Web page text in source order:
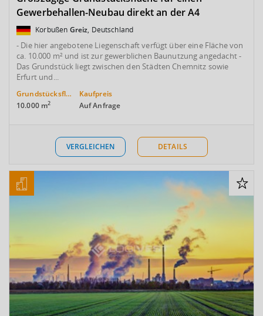
Gewerbehallen-Neubau direkt an der A4
Korbußen Greiz, Deutschland
- Die hier angebotene Liegenschaft verfügt über eine Fläche von
ca. 10.000 m² und ist zur gewerblichen Baunutzung angedacht -
Das Grundstück liegt zwischen den Städten Chemnitz sowie
Erfurt und...
Grundstücksfläche
10.000 m2
Kaufpreis
Auf Anfrage
VERGLEICHEN DETAILS